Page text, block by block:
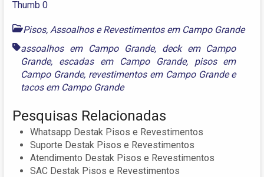
Pisos, Assoalhos e Revestimentos em Campo Grande
assoalhos em Campo Grande, deck em Campo
Grande, escadas em Campo Grande, pisos em
Campo Grande, revestimentos em Campo Grandee
tacos em Campo Grande
Pesquisas Relacionadas
Whatsapp Destak Pisos e Revestimentos
Suporte Destak Pisos e Revestimentos
Atendimento Destak Pisos e Revestimentos
SAC Destak Pisos e Revestimentos